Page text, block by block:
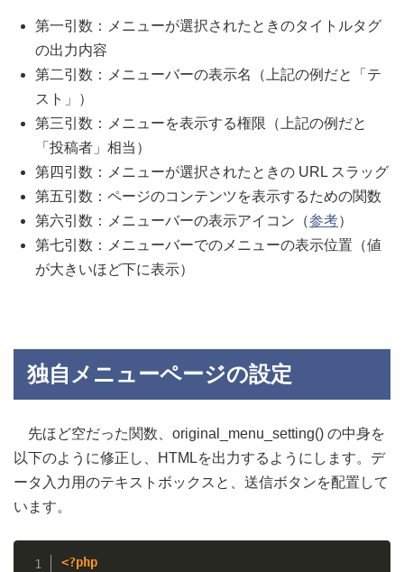
第一引数：メニューが選択されたときのタイトルタグ
の出力内容
第二引数：メニューバーの表示名（上記の例だと「テ
スト」）
第三引数：メニューを表示する権限（上記の例だと
「投稿者」相当）
第四引数：メニューが選択されたときの URL スラッグ
第五引数：ページのコンテンツを表示するための関数
第六引数：メニューバーの表示アイコン（参考）
第七引数：メニューバーでのメニューの表示位置（値
が大きいほど下に表示）
独自メニューページの設定
先ほど空だった関数、original_menu_setting() の中身を
以下のように修正し、HTMLを出力するようにします。デ
ータ入力用のテキストボックスと、送信ボタンを配置して
います。
<?php